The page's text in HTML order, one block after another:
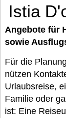
Istia
Angebote für
sowie
Für die
nützen
Urlaubsreise,
Familie oder
ist: Eine